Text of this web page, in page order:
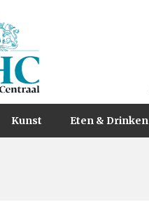
Kunst Eten & Drinken